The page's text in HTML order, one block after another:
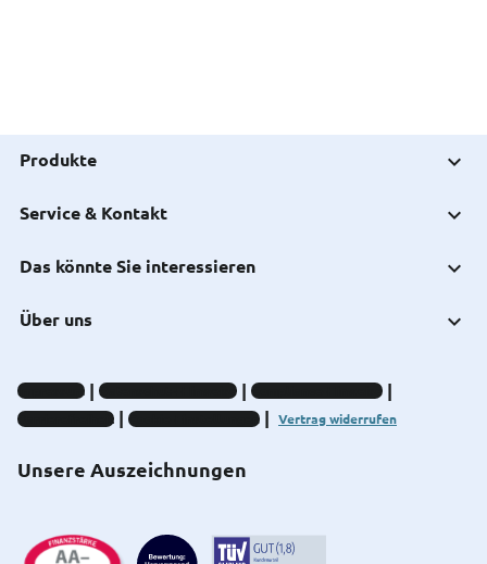
Produkte
Service & Kontakt
Das könnte Sie interessieren
Über uns
Unsere Auszeichnungen
Impressum Datenschutz-Hinweise
Compliance-Hinweise
Barrierefreiheit
Cookie-Einstellungen Vertrag widerrufen